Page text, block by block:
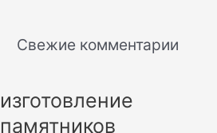
Свежие комментарии
изготовление
памятников